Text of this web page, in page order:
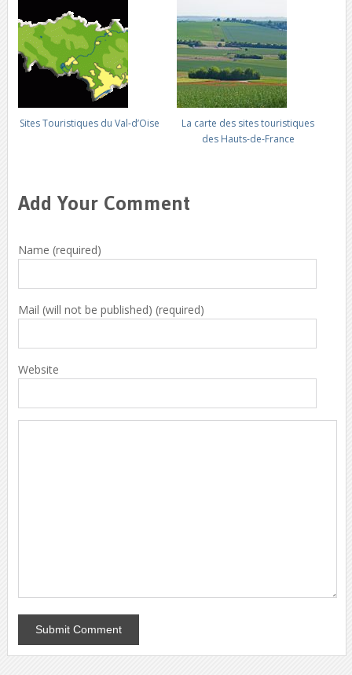
Sites Touristiques du Val-d’Oise
La carte des sites touristiques
des Hauts-de-France
Add Your Comment
Name (required)
Mail (will not be published) (required)
Website